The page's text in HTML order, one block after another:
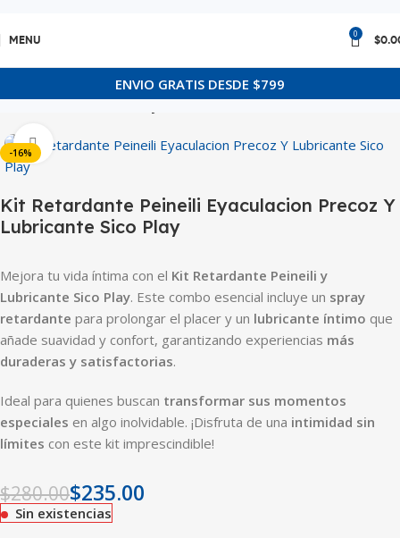
MENU
0
$
ENVIO GRATIS DESDE $799
-16%
Click to enlarge
Kit Retardante Peineili Eyaculacion Precoz Y
Lubricante Sico Play
Mejora tu vida íntima con el Kit Retardante Peineili y
Lubricante Sico Play. Este combo esencial incluye un spray
retardante para prolongar el placer y un lubricante íntimo que
añade suavidad y confort, garantizando experiencias más
duraderas y satisfactorias.
Ideal para quienes buscan transformar sus momentos
especiales en algo inolvidable. ¡Disfruta de una intimidad sin
límites con este kit imprescindible!
$280.00$235.00
Sin existencias